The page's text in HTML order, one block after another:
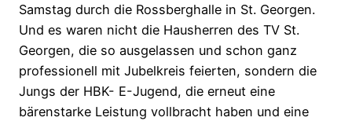
Samstag durch die Rossberghalle in St. Georgen.
Und es waren nicht die Hausherren des TV St.
Georgen, die so ausgelassen und schon ganz
professionell mit Jubelkreis feierten, sondern die
Jungs der HBK- E-Jugend, die erneut eine
bärenstarke Leistung vollbracht haben und eine